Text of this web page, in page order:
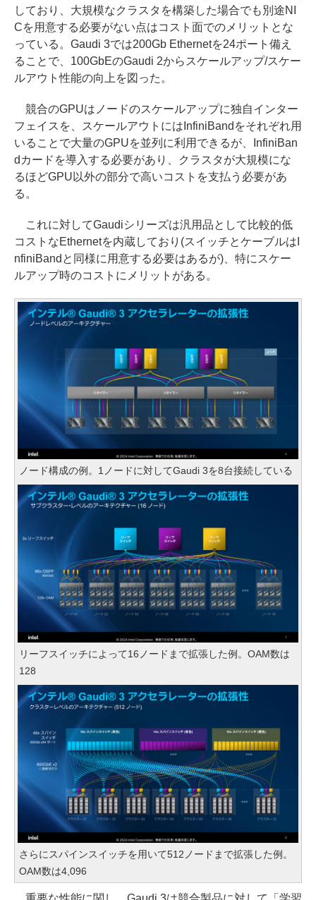
しており、大規模なクラスタを構築した場合でも別途NI
Cを用意する必要がない点はコスト面でのメリットとな
っている。Gaudi 3では200Gb Ethernetを24ポート備え
ることで、100GbEのGaudi 2からスケールアップ/スケー
ルアウト性能の向上を図った。
競合のGPUはノードのスケールアップに独自インター
フェイスを、スケールアウトにはInfiniBandをそれぞれ用
いることで大量のGPUを並列に利用できるが、InfiniBan
dカードを導入する必要があり、クラスタが大規模にな
るほどGPU以外の部分で高いコストを支払う必要があ
る。
これに対してGaudiシリーズは汎用品として比較的低
コストなEthernetを内蔵しており(スイッチとケーブルはI
nfiniBandと同様に用意する必要はあるが)、特にスケー
ルアップ時のコストにメリットがある。
ノード構成の例。1ノードに対してGaudi 3を8台接続している
リーフスイッチによって16ノードまで拡張した例。OAM数は
128
さらにスパインスイッチを用いて512ノードまで拡張した例。
OAM数は4,096